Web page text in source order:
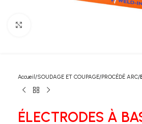
Accueil SOUDAGE ET COUPAGE PROCÉDÉ ARC
ÉLECTRODES À